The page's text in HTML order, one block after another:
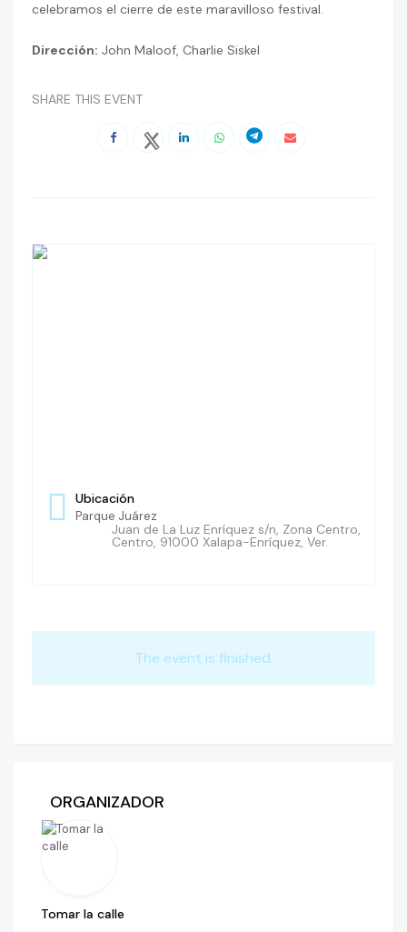
celebramos el cierre de este maravilloso festival.
Dirección: John Maloof, Charlie Siskel
SHARE THIS EVENT
Ubicación
Parque Juárez
Juan de La Luz Enríquez s/n, Zona Centro,
Centro, 91000 Xalapa-Enríquez, Ver.
The event is finished.
ORGANIZADOR
Tomar la calle